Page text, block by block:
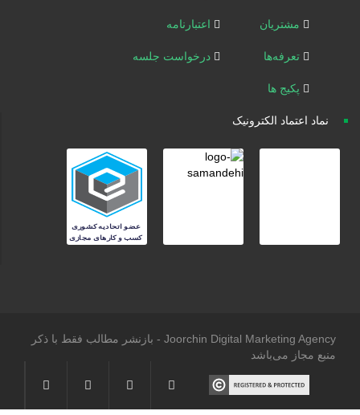
مشتریان
تعرفه‌ها
پکیج ها
اعتبارنامه
درخواست جلسه
نماد اعتماد الکترونیک
Joorchin Digital Marketing Agency - بازنشر مطالب فقط با ذکر
منبع مجاز می‌باشد